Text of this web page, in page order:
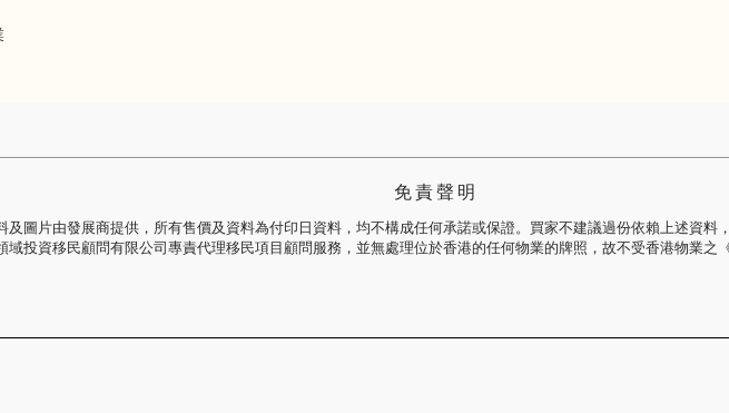
免 責 聲 明
及圖片由發展商提供，所有售價及資料為付印日資料，均不構成任何承諾或保證。買家不建議過份依賴上述資料
域投資移民顧問有限公司專責代理移民項目顧問服務，並無處理位於香港的任何物業的牌照，故不受香港物業之